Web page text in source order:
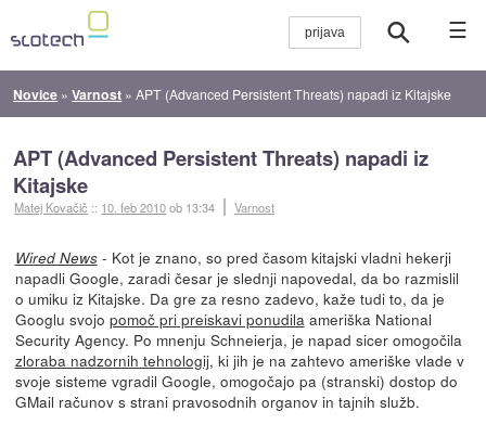
☰
Novice »Varnost »APT (Advanced Persistent Threats) napadi iz Kitajske
APT (Advanced Persistent Threats) napadi iz
Kitajske
Matej Kovačič :: 10. feb 2010ob 13:34 Varnost
Wired News- Kot je znano, so pred časom kitajski vladni hekerji
napadli Google, zaradi česar je slednji napovedal, da bo razmislil
o umiku iz Kitajske. Da gre za resno zadevo, kaže tudi to, da je
Googlu svojo pomoč pri preiskavi ponudila ameriška National
Security Agency. Po mnenju Schneierja, je napad sicer omogočila
zloraba nadzornih tehnologij, ki jih je na zahtevo ameriške vlade v
svoje sisteme vgradil Google, omogočajo pa (stranski) dostop do
GMail računov s strani pravosodnih organov in tajnih služb.